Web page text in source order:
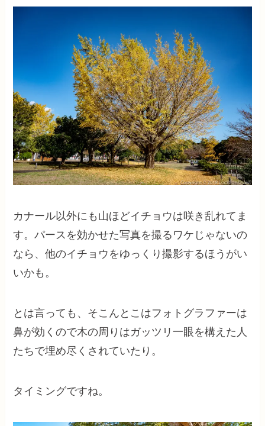
カナール以外にも山ほどイチョウは咲き乱れてま
す。パースを効かせた写真を撮るワケじゃないの
なら、他のイチョウをゆっくり撮影するほうがい
いかも。
とは言っても、そこんとこはフォトグラファーは
鼻が効くので木の周りはガッツリ一眼を構えた人
たちで埋め尽くされていたり。
タイミングですね。